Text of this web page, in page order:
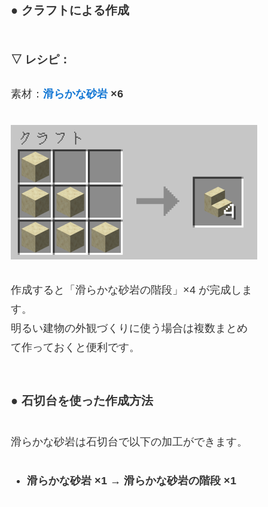
● クラフトによる作成
▽ レシピ：
素材： 滑らかな砂岩×6
作成すると「滑らかな砂岩の階段」×4 が完成しま
す。
明るい建物の外観づくりに使う場合は複数まとめ
て作っておくと便利です。
● 石切台を使った作成方法
滑らかな砂岩は石切台で以下の加工ができます。
滑らかな砂岩 ×1 → 滑らかな砂岩の階段 ×1